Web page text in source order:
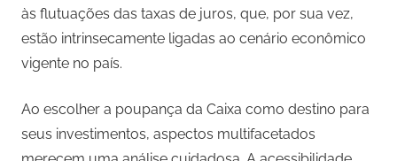
às flutuações das taxas de juros, que, por sua vez,
estão intrinsecamente ligadas ao cenário econômico
vigente no país.
Ao escolher a poupança da Caixa como destino para
seus investimentos, aspectos multifacetados